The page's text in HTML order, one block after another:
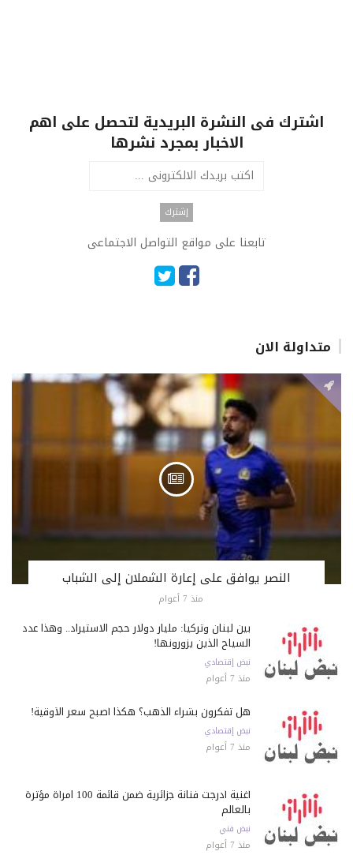
اشترك فى النشرة البريدية لتحصل على اهم
الاخبار بمجرد نشرها
تابعنا على مواقع التواصل الاجتماعى
متداولة الان
النصر يوافق على إعارة الشملان إلى الشباب
منذ 7 أعوام
بين لبنان وتركيا: مليار دولار حجم الاستيراد.. وهذا عدد
السياح الذين يزورونها!
نبض إقتصادي
منذ 7 أعوام
هل تفكرون بشراء الذهب؟ هكذا أصبح سعر الأوقية!
نبض إقتصادي
منذ 7 أعوام
أغنية أدرجت فنانة جزائرية ضمن قائمة 100 امرأة مؤثرة
بالعالم
نبض فني
منذ 7 أعوام